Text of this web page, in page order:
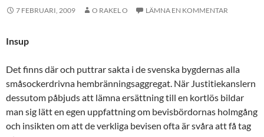
7 FEBRUARI, 2009 O RAKEL O LÄMNA EN KOMMENTAR
Insup
Det finns där och puttrar sakta i de svenska bygdernas alla
småsockerdrivna hembränningsaggregat. När Justitiekanslern
dessutom påbjuds att lämna ersättning till en kortlös bildar
man sig lätt en egen uppfattning om bevisbördornas holmgång
och insikten om att de verkliga bevisen ofta är svåra att få tag